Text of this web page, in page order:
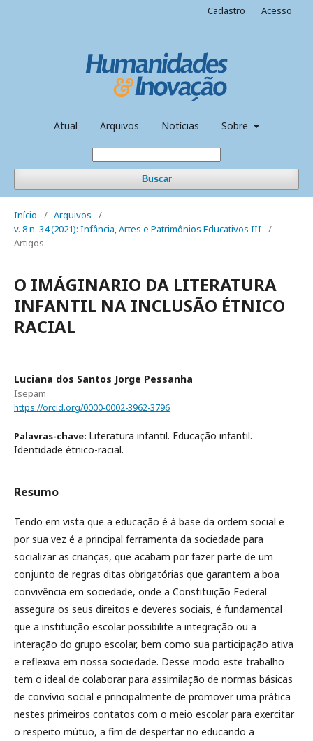
Atual Arquivos Notícias Sobre
Buscar
Cadastro Acesso
Início / Arquivos
/
v. 8 n. 34 (2021): Infância, Artes e Patrimônios Educativos III
/
Artigos
O IMÁGINARIO DA LITERATURA
INFANTIL NA INCLUSÃO ÉTNICO
RACIAL
Luciana dos Santos Jorge Pessanha
Isepam
https://orcid.org/0000-0002-3962-3796
Palavras-chave: Literatura infantil. Educação infantil.
Identidade étnico-racial.
Resumo
Tendo em vista que a educação é à base da ordem social e
por sua vez é a principal ferramenta da sociedade para
socializar as crianças, que acabam por fazer parte de um
conjunto de regras ditas obrigatórias que garantem a boa
convivência em sociedade, onde a Constituição Federal
assegura os seus direitos e deveres sociais, é fundamental
que a instituição escolar possibilite a integração ou a
interação do grupo escolar, bem como sua participação ativa
e reflexiva em nossa sociedade. Desse modo este trabalho
tem o ideal de colaborar para assimilação de normas básicas
de convívio social e principalmente de promover uma prática
nestes primeiros contatos com o meio escolar para exercitar
o respeito mútuo, a fim de despertar no educando a